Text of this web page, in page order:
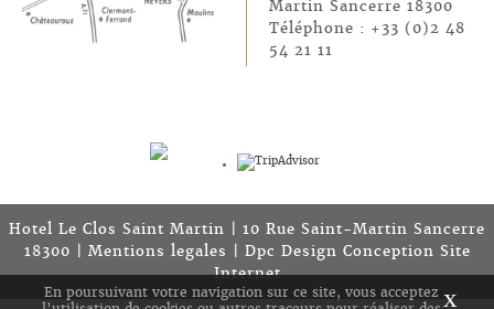
Martin Sancerre 18300
Téléphone : +33 (0)2 48
54 21 11
Hotel Le Clos Saint Martin | 10 Rue Saint-Martin Sancerre
18300 | Mentions legales
Dpc Design Conception Site
Internet
En poursuivant votre navigation sur ce site, vous acceptez x